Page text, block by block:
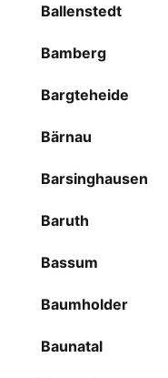
Ballenstedt
Bamberg
Bargteheide
Bärnau
Barsinghausen
Baruth
Bassum
Baumholder
Baunatal